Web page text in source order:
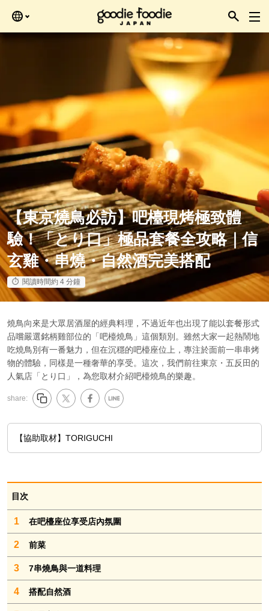
content
【東京燒鳥必訪】吧檯現烤極致體
驗！「とり口」極品套餐全攻略｜信
玄雞・串燒・自然酒完美搭配
閱讀時間約 4 分鐘
燒鳥向來是大眾居酒屋的經典料理，不過近年也出現了能以套餐形式
品嚐嚴選銘柄雞部位的「吧檯燒鳥」這個類別。雖然大家一起熱鬧地
吃燒鳥別有一番魅力，但在沉穩的吧檯座位上，專注於面前一串串烤
物的體驗，同樣是一種奢華的享受。這次，我們前往東京・五反田的
人氣店「とり口」，為您取材介紹吧檯燒鳥的樂趣。
share:
【協助取材】TORIGUCHI
目次
1 在吧檯座位享受店內氛圍
2 前菜
3 7串燒鳥與一道料理
4 搭配自然酒